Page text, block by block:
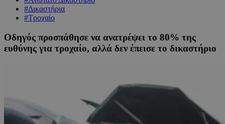
#Δικαστήρια
#Τροχαίο
Οδηγός προσπάθησε να ανατρέψει το 80% της
ευθύνης για τροχαίο, αλλά δεν έπεισε το δικαστήριο